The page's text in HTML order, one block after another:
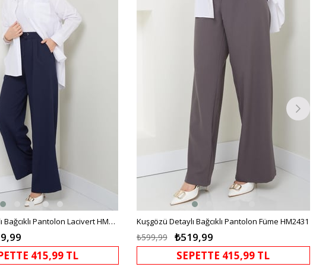
Kuşgözü Detaylı Bağcıklı Pantolon Lacivert HM2431
415,99 TL
Kuşgözü Detaylı Bağcıklı Pantolon Füme HM2431
₺519,99
₺599,99
SEPETTE 415,99 TL